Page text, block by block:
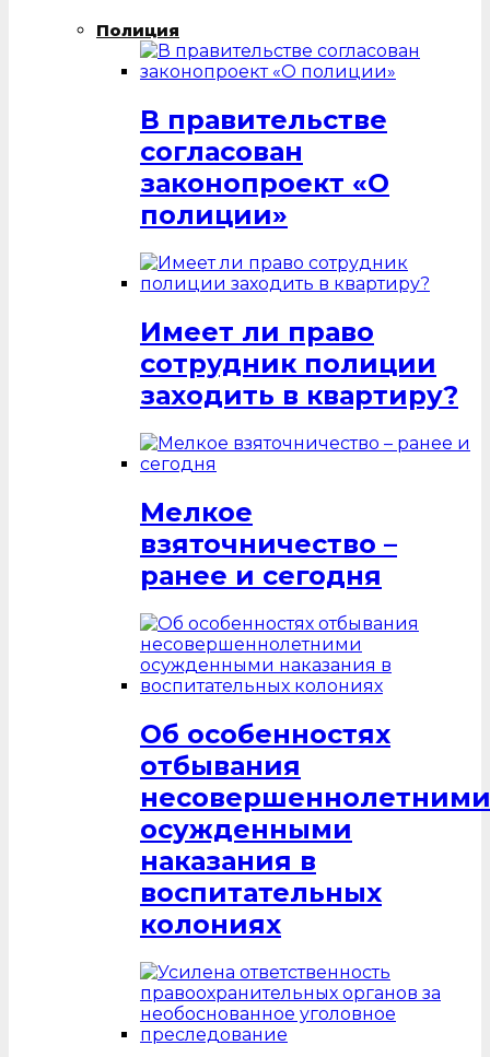
Полиция
В правительстве
согласован
законопроект «О
полиции»
Имеет ли право
сотрудник полиции
заходить в квартиру?
Мелкое
взяточничество –
ранее и сегодня
Об особенностях
отбывания
несовершеннолетними
осужденными
наказания в
воспитательных
колониях